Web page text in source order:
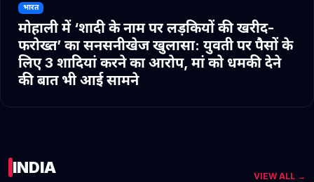
भारत
मोहाली में ‘शादी के नाम पर लड़कियों की खरीद-
फरोख्त’ का सनसनीखेज खुलासा: युवती पर पैसों के
लिए 3 शादियां करने का आरोप, मां को धमकी देने
की बात भी आई सामने
INDIA VIEW ALL →